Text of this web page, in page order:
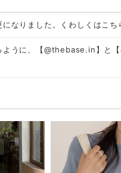
なりました。くわしくはこち
ように、【@thebase.in】と【